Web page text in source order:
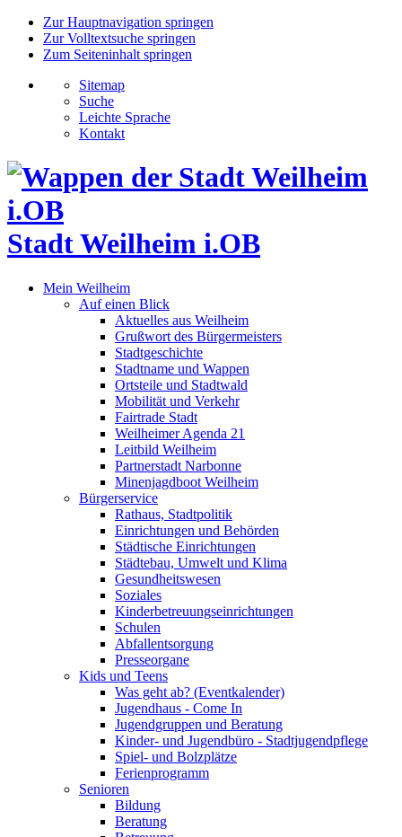
Zur Hauptnavigation springen
Zur Volltextsuche springen
Zum Seiteninhalt springen
Sitemap
Suche
Leichte Sprache
Kontakt
Stadt Weilheim i.OB
Mein Weilheim
Auf einen Blick
Aktuelles aus Weilheim
Grußwort des Bürgermeisters
Stadtgeschichte
Stadtname und Wappen
Ortsteile und Stadtwald
Mobilität und Verkehr
Fairtrade Stadt
Weilheimer Agenda 21
Leitbild Weilheim
Partnerstadt Narbonne
Minenjagdboot Weilheim
Bürgerservice
Rathaus, Stadtpolitik
Einrichtungen und Behörden
Städtische Einrichtungen
Städtebau, Umwelt und Klima
Gesundheitswesen
Soziales
Kinderbetreuungseinrichtungen
Schulen
Abfallentsorgung
Presseorgane
Kids und Teens
Was geht ab? (Eventkalender)
Jugendhaus - Come In
Jugendgruppen und Beratung
Kinder- und Jugendbüro - Stadtjugendpflege
Spiel- und Bolzplätze
Ferienprogramm
Senioren
Bildung
Beratung